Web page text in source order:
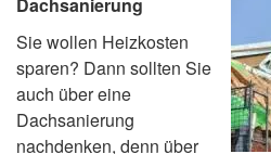
Sie wollen Heizkosten
sparen? Dann sollten Sie
auch über eine
Dachsanierung
nachdenken, denn über